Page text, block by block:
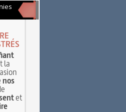
la
nos
et